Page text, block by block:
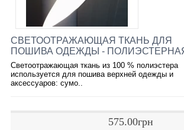
СВЕТООТРАЖАЮЩАЯ ТКАНЬ ДЛЯ
ПОШИВА ОДЕЖДЫ -
Светоотражающая ткань из 100 % полиэстера
используется для пошива верхней одежды и
аксессуаров: сумо..
575.00грн